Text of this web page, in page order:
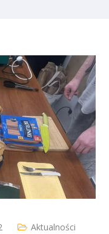
Aktualności